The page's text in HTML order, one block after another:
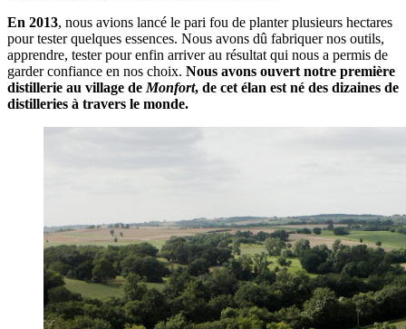
En 2013, nous avions lancé le pari fou de planter plusieurs hectares
pour tester quelques essences. Nous avons dû fabriquer nos outils,
apprendre, tester pour enfin arriver au résultat qui nous a permis de
garder confiance en nos choix. Nous avons ouvert notre première
distillerie au village de Monfort, de cet élan est né des dizaines de
distilleries à travers le monde.